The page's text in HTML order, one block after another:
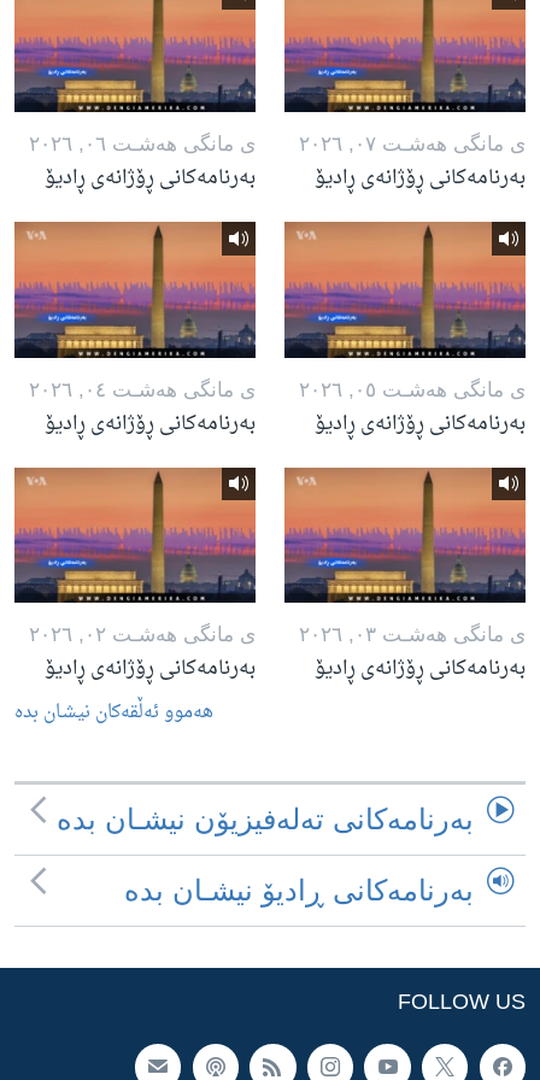
ی مانگی هه‌شـت ٠٧, ٢٠٢٦
بەرنامەکانی ڕۆژانەی ڕادیۆ
ی مانگی هه‌شـت ٠٦, ٢٠٢٦
بەرنامەکانی ڕۆژانەی ڕادیۆ
ی مانگی هه‌شـت ٠٥, ٢٠٢٦
بەرنامەکانی ڕۆژانەی ڕادیۆ
ی مانگی هه‌شـت ٠٤, ٢٠٢٦
بەرنامەکانی ڕۆژانەی ڕادیۆ
ی مانگی هه‌شـت ٠٣, ٢٠٢٦
بەرنامەکانی ڕۆژانەی ڕادیۆ
ی مانگی هه‌شـت ٠٢, ٢٠٢٦
بەرنامەکانی ڕۆژانەی ڕادیۆ
هه‌موو ئه‌ڵقه‌کان نیشـان بده‌
به‌رنامه‌کانی ته‌له‌فیزیۆن نیشـان بده‌
به‌رنامه‌کانی ڕادیۆ نیشـان بده‌
FOLLOW US